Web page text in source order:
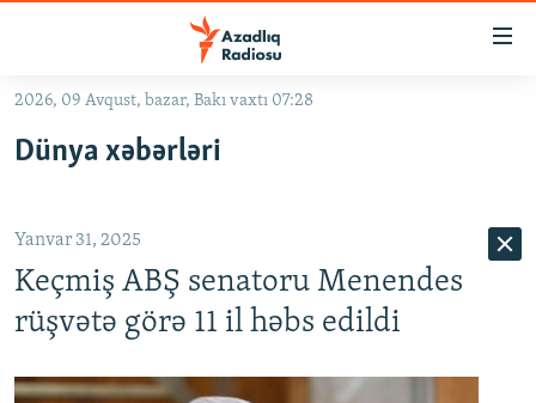
Əsas
qayıt
qayıt
Axtarışa
#İZAHLA
FƏRQƏ BAX
QANUNI DOĞRU
ARAŞDIRMA
2026, 09 Avqust, bazar, Bakı vaxtı 07:28
Dünya xəbərləri
Yanvar 31, 2025
Keçmiş ABŞ senatoru Menendes
rüşvətə görə 11 il həbs edildi